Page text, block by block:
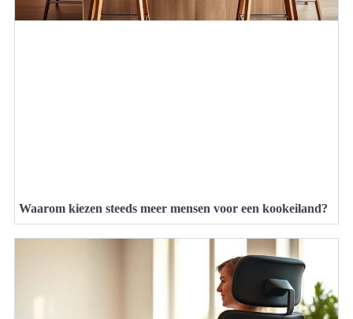
Waarom kiezen steeds meer mensen voor een kookeiland?